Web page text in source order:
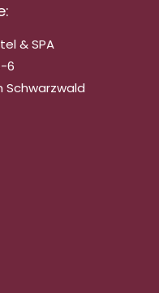
& SPA
6
Schwarzwald